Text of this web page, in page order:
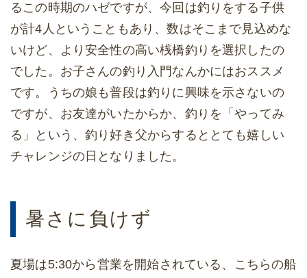
るこの時期のハゼですが、今回は釣りをする子供
が計4人ということもあり、数はそこまで見込めな
いけど、より安全性の高い桟橋釣りを選択したの
でした。お子さんの釣り入門なんかにはおススメ
です。うちの娘も普段は釣りに興味を示さないの
ですが、お友達がいたからか、釣りを「やってみ
る」という、釣り好き父からするととても嬉しい
チャレンジの日となりました。
暑さに負けず
夏場は5:30から営業を開始されている、こちらの船